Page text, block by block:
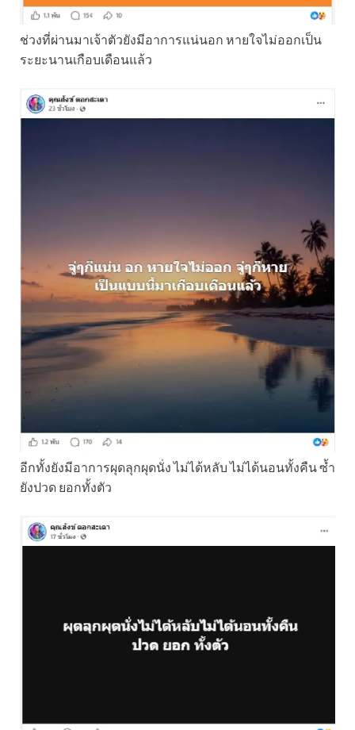
ช่วงที่ผ่านมาเจ้าตัวยังมีอาการแน่นอก หายใจไม่ออกเป็น
ระยะนานเกือบเดือนแล้ว
อีกทั้งยังมีอาการผุดลุกผุดนั่ง ไม่ได้หลับ ไม่ได้นอนทั้งคืน ซ้ำ
ยังปวด ยอกทั้งตัว